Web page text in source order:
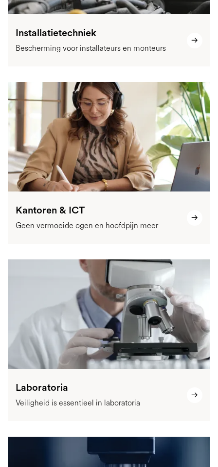
Installatietechniek
Bescherming voor installateurs en monteurs
Kantoren & ICT
Geen vermoeide ogen en hoofdpijn meer
Laboratoria
Veiligheid is essentieel in laboratoria